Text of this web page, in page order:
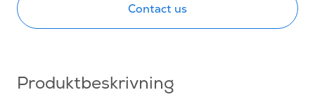
Contact us
Produktbeskrivning